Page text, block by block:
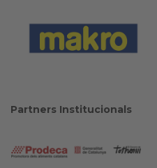
Partners Institucionals